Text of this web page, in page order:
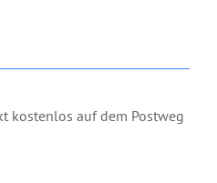
kostenlos auf dem Postweg